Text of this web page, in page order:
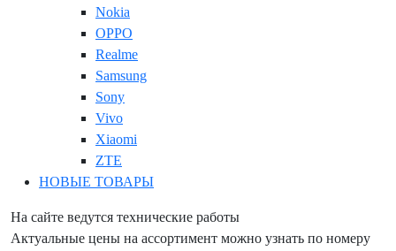
Nokia
OPPO
Realme
Samsung
Sony
Vivo
Xiaomi
ZTE
НОВЫЕ ТОВАРЫ
На сайте ведутся технические работы
Актуальные цены на ассортимент можно узнать по номеру